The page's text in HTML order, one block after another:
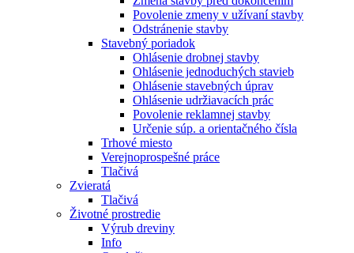
Povolenie zmeny v užívaní stavby
Odstránenie stavby
Stavebný poriadok
Ohlásenie drobnej stavby
Ohlásenie jednoduchých stavieb
Ohlásenie stavebných úprav
Ohlásenie udržiavacích prác
Povolenie reklamnej stavby
Určenie súp. a orientačného čísla
Trhové miesto
Verejnoprospešné práce
Tlačivá
Zvieratá
Tlačivá
Životné prostredie
Výrub dreviny
Info